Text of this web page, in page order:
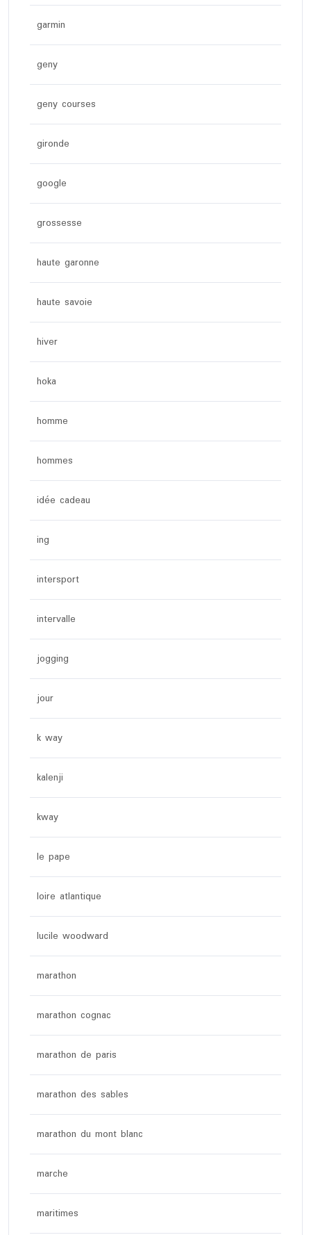
garmin
geny
geny courses
gironde
google
grossesse
haute garonne
haute savoie
hiver
hoka
homme
hommes
idée cadeau
ing
intersport
intervalle
jogging
jour
k way
kalenji
kway
le pape
loire atlantique
lucile woodward
marathon
marathon cognac
marathon de paris
marathon des sables
marathon du mont blanc
marche
maritimes